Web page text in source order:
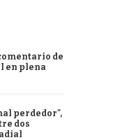
de
en plena
perdedor",
dos